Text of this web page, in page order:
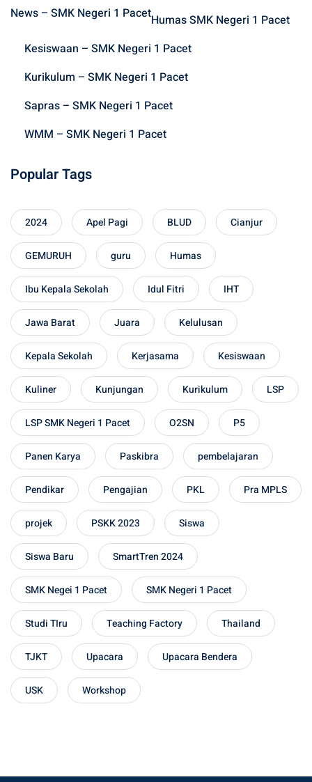
fNews – SMK Negeri 1 PacetHumas SMK Negeri 1 Pacet
Kesiswaan – SMK Negeri 1 Pacet
Kurikulum – SMK Negeri 1 Pacet
Sapras – SMK Negeri 1 Pacet
WMM – SMK Negeri 1 Pacet
Popular Tags
2024 Apel Pagi BLUD Cianjur
GEMURUH guru Humas
Ibu Kepala Sekolah Idul Fitri IHT
Jawa Barat Juara Kelulusan
Kepala Sekolah Kerjasama Kesiswaan
Kuliner Kunjungan Kurikulum LSP
LSP SMK Negeri 1 Pacet O2SN P5
Panen Karya Paskibra pembelajaran
Pendikar Pengajian PKL Pra MPLS
projek PSKK 2023 Siswa
Siswa Baru SmartTren 2024
SMK Negei 1 Pacet SMK Negeri 1 Pacet
Studi TIru Teaching Factory Thailand
TJKT Upacara Upacara Bendera
USK Workshop